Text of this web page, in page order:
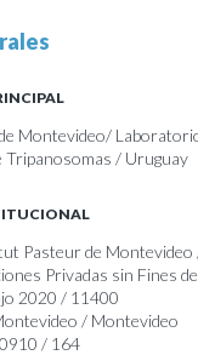
Montevideo/
Tripanosomas / Uruguay
Pasteur de Montevideo
Privadas sin Fines
2020 / 11400
/ Montevideo
/ 164